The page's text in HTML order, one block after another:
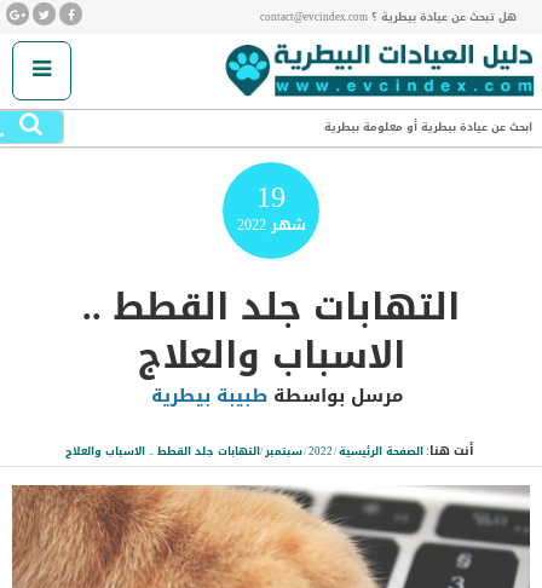
هل تبحث عن عيادة بيطرية ؟ contact@evcindex.com
ابحث عن عيادة بيطرية أو معلومة بيطرية
19
شهر2022
التهابات جلد القطط ..
الاسباب والعلاج
مرسل بواسطة طبيبة بيطرية
أنت هنا:الصفحة الرئيسية/
2022
/سبتمبر/التهابات جلد القطط .. الاسباب والعلاج